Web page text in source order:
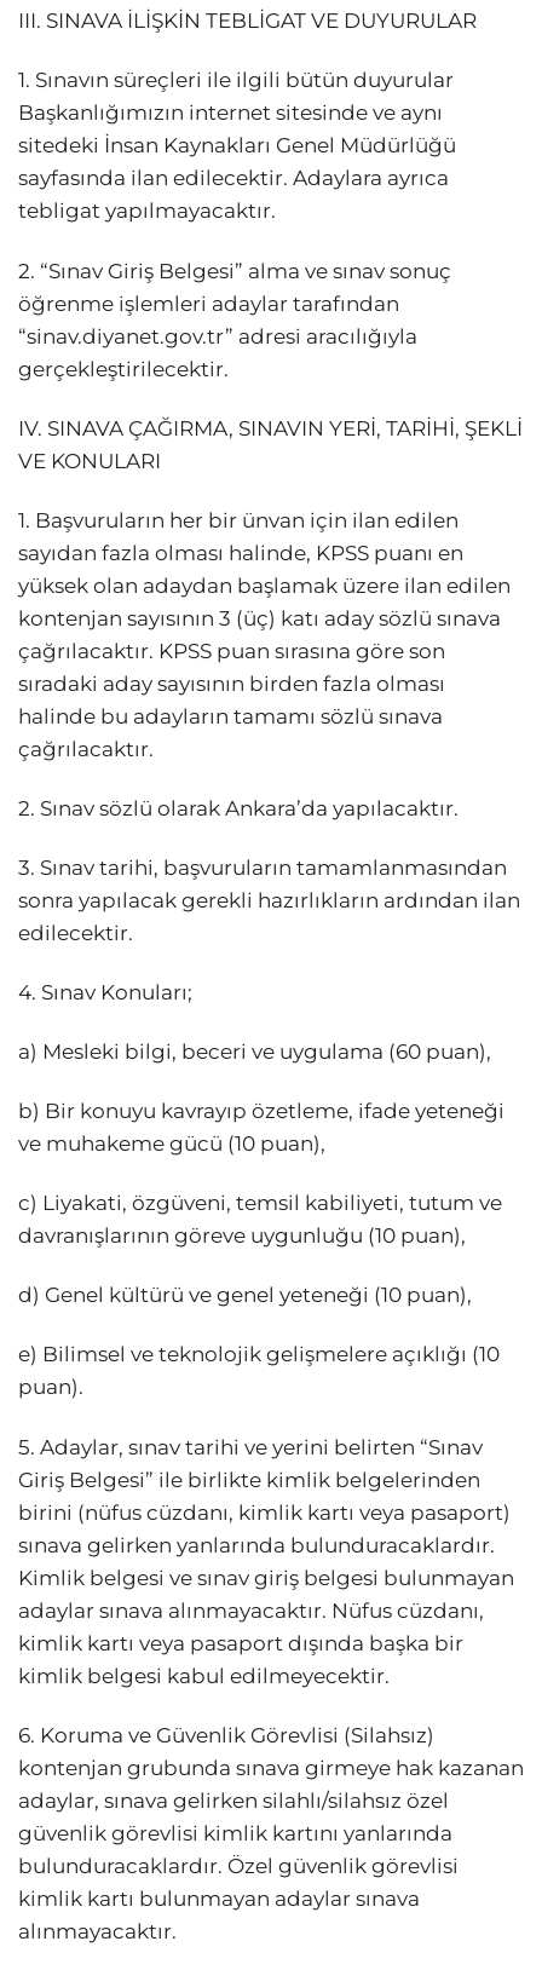
III. SINAVA İLİŞKİN TEBLİGAT VE DUYURULAR
1. Sınavın süreçleri ile ilgili bütün duyurular
Başkanlığımızın internet sitesinde ve aynı
sitedeki İnsan Kaynakları Genel Müdürlüğü
sayfasında ilan edilecektir. Adaylara ayrıca
tebligat yapılmayacaktır.
2. “Sınav Giriş Belgesi” alma ve sınav sonuç
öğrenme işlemleri adaylar tarafından
“sinav.diyanet.gov.tr” adresi aracılığıyla
gerçekleştirilecektir.
IV. SINAVA ÇAĞIRMA, SINAVIN YERİ, TARİHİ, ŞEKLİ
VE KONULARI
1. Başvuruların her bir ünvan için ilan edilen
sayıdan fazla olması halinde, KPSS puanı en
yüksek olan adaydan başlamak üzere ilan edilen
kontenjan sayısının 3 (üç) katı aday sözlü sınava
çağrılacaktır. KPSS puan sırasına göre son
sıradaki aday sayısının birden fazla olması
halinde bu adayların tamamı sözlü sınava
çağrılacaktır.
2. Sınav sözlü olarak Ankara’da yapılacaktır.
3. Sınav tarihi, başvuruların tamamlanmasından
sonra yapılacak gerekli hazırlıkların ardından ilan
edilecektir.
4. Sınav Konuları;
a) Mesleki bilgi, beceri ve uygulama (60 puan),
b) Bir konuyu kavrayıp özetleme, ifade yeteneği
ve muhakeme gücü (10 puan),
c) Liyakati, özgüveni, temsil kabiliyeti, tutum ve
davranışlarının göreve uygunluğu (10 puan),
d) Genel kültürü ve genel yeteneği (10 puan),
e) Bilimsel ve teknolojik gelişmelere açıklığı (10
puan).
5. Adaylar, sınav tarihi ve yerini belirten “Sınav
Giriş Belgesi” ile birlikte kimlik belgelerinden
birini (nüfus cüzdanı, kimlik kartı veya pasaport)
sınava gelirken yanlarında bulunduracaklardır.
Kimlik belgesi ve sınav giriş belgesi bulunmayan
adaylar sınava alınmayacaktır. Nüfus cüzdanı,
kimlik kartı veya pasaport dışında başka bir
kimlik belgesi kabul edilmeyecektir.
6. Koruma ve Güvenlik Görevlisi (Silahsız)
kontenjan grubunda sınava girmeye hak kazanan
adaylar, sınava gelirken silahlı/silahsız özel
güvenlik görevlisi kimlik kartını yanlarında
bulunduracaklardır. Özel güvenlik görevlisi
kimlik kartı bulunmayan adaylar sınava
alınmayacaktır.